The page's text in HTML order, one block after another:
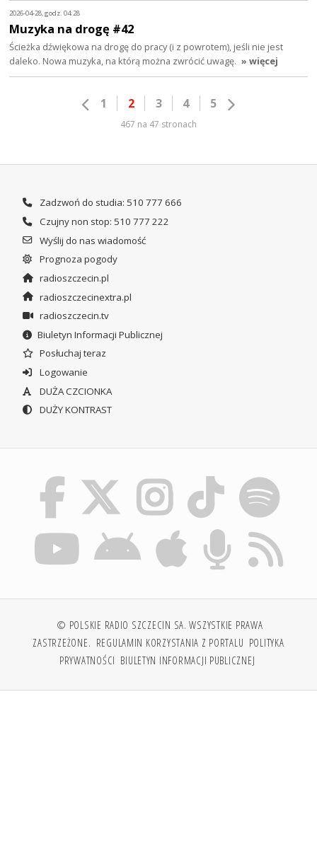
2026-04-28, godz. 04:28
Muzyka na drogę #42
Ścieżka dźwiękowa na drogę do pracy (i z powrotem), jeśli nie jest
daleko. Nowa muzyka, na którą można zwrócić uwagę. » więcej
1 2 3 4 5
467 na 47 stronach
Zadzwoń do studia: 510 777 666
Czujny non stop: 510 777 222
Wyślij do nas wiadomość
Prognoza pogody
radioszczecin.pl
radioszczecinextra.pl
radioszczecin.tv
Biuletyn Informacji Publicznej
Posłuchaj teraz
Logowanie
DUŻA CZCIONKA
DUŻY KONTRAST
© POLSKIE RADIO SZCZECIN SA. WSZYSTKIE PRAWA
ZASTRZEŻONE. REGULAMIN KORZYSTANIA Z PORTALU POLITYKA
PRYWATNOŚCI BIULETYN INFORMACJI PUBLICZNEJ